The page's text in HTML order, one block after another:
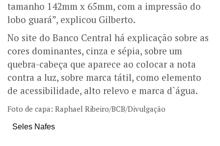
tamanho 142mm x 65mm, com a impressão do
lobo guará”, explicou Gilberto.
No site do Banco Central há explicação sobre as
cores dominantes, cinza e sépia, sobre um
quebra-cabeça que aparece ao colocar a nota
contra a luz, sobre marca tátil, como elemento
de acessibilidade, alto relevo e marca d`água.
Foto de capa: Raphael Ribeiro/BCB/Divulgação
Seles Nafes